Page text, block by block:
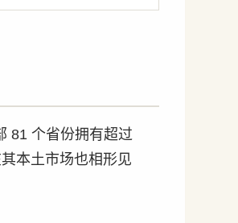
81 个省份拥有超过
本土市场也相形见